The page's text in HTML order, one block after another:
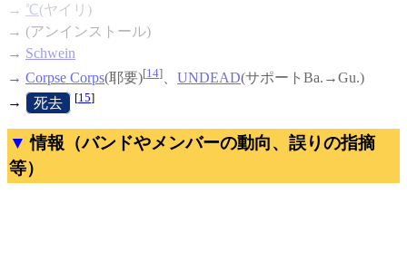
→ ℃(ヤイリ)
→ (アンインストール)
→ Schwein
→ Corpse Corps(耶要)[14] UNDEAD(サポートBa.→Gu.)
→
死去 [15]
情報（バンドやメンバーの動向、誤りの指摘
等）